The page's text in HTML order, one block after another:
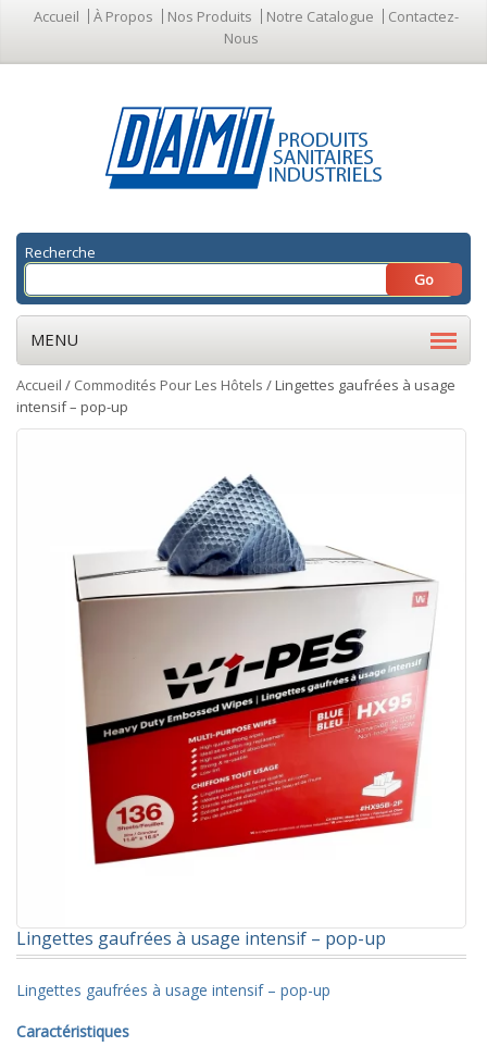
Accueil À Propos Nos Produits Notre Catalogue
Contactez-
Nous
Recherche
MENU
Accueil / Commodités Pour Les Hôtels / Lingettes gaufrées à usage
intensif – pop-up
Lingettes gaufrées à usage intensif – pop-up
Lingettes gaufrées à usage intensif – pop-up
Caractéristiques